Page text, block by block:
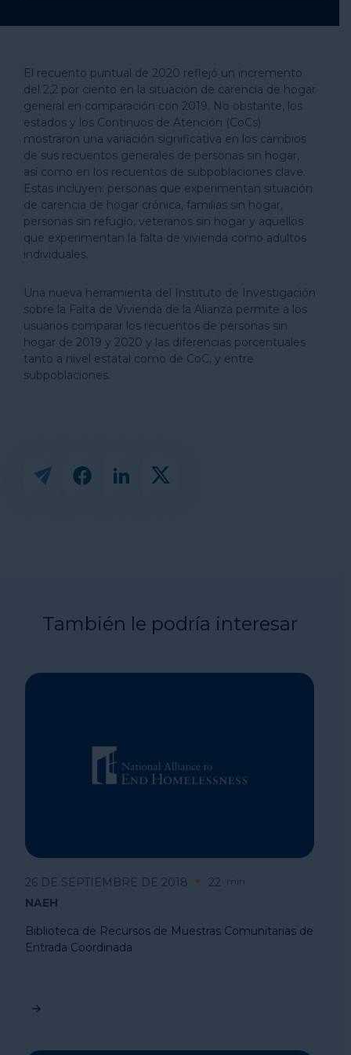
El recuento puntual de 2020 reflejó un incremento
del 2,2 por ciento en la situación de carencia de hogar
general en comparación con 2019. No obstante, los
estados y los Continuos de Atención (CoCs)
mostraron una variación significativa en los cambios
de sus recuentos generales de personas sin hogar,
así como en los recuentos de subpoblaciones clave.
Estas incluyen: personas que experimentan situación
de carencia de hogar crónica, familias sin hogar,
personas sin refugio, veteranos sin hogar y aquellos
que experimentan la falta de vivienda como adultos
individuales.
Una nueva herramienta del Instituto de Investigación
sobre la Falta de Vivienda de la Alianza permite a los
usuarios comparar los recuentos de personas sin
hogar de 2019 y 2020 y las diferencias porcentuales
tanto a nivel estatal como de CoC, y entre
subpoblaciones.
También le podría interesar
26 DE SEPTIEMBRE DE 2018 22 min
NAEH
Biblioteca de Recursos de Muestras Comunitarias de
Entrada Coordinada